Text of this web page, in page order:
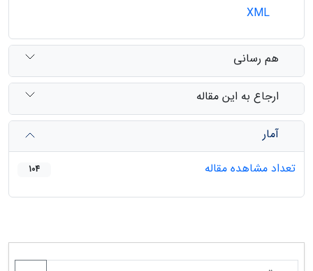
هم رسانی
ارجاع به این مقاله
آمار
تعداد مشاهده مقاله
104